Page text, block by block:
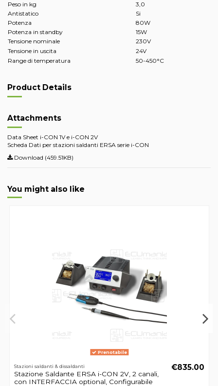
Peso in kg
3,0
Antistatico
Si
Potenza
80W
Potenza in standby
15W
Tensione nominale
230V
Tensione in uscita
24V
Range di temperatura
50-450°C
Product Details
Attachments
Data Sheet i-CON 1V e i-CON 2V
Scheda Dati per stazioni saldanti ERSA serie i-CON
Download (459.51KB)
You might also like
Prenotabile
Stazioni saldanti & dissaldanti
Stazione Saldante ERSA i-CON 2V, 2 canali,
con INTERFACCIA optional, Configurabile
€835.00